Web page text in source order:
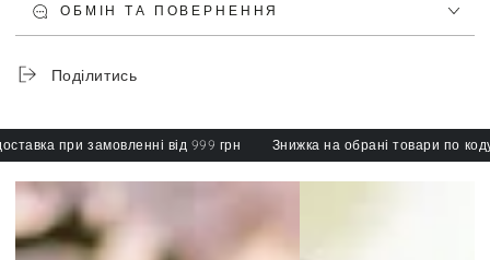
ОБМІН ТА ПОВЕРНЕННЯ
Поділитись
при замовленні від 999 грн Знижка на обрані товари по коду: